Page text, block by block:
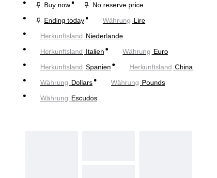
Buy now
No reserve price
Ending today
Währung Lire
Herkunftsland Niederlande
Herkunftsland Italien Währung Euro
Herkunftsland Spanien Herkunftsland China
Währung Dollars Währung Pounds
Währung Escudos